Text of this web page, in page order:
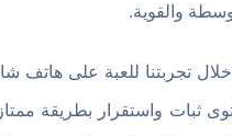
والقوية.
ثبات واستقرار بطريقة